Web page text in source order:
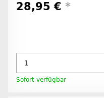
28,95 € *
Sofort verfügbar